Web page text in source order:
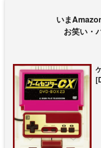
いま
お笑い・